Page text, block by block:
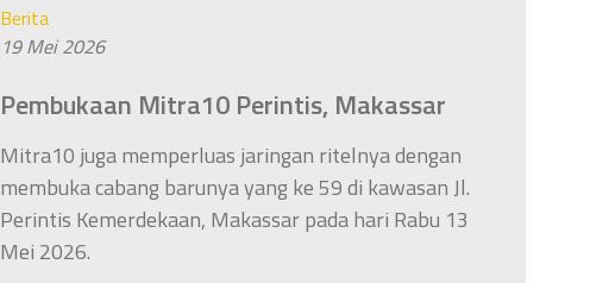
Berita
19 Mei 2026
Pembukaan Mitra10 Perintis, Makassar
Mitra10 juga memperluas jaringan ritelnya dengan
membuka cabang barunya yang ke 59 di kawasan Jl.
Perintis Kemerdekaan, Makassar pada hari Rabu 13
Mei 2026.